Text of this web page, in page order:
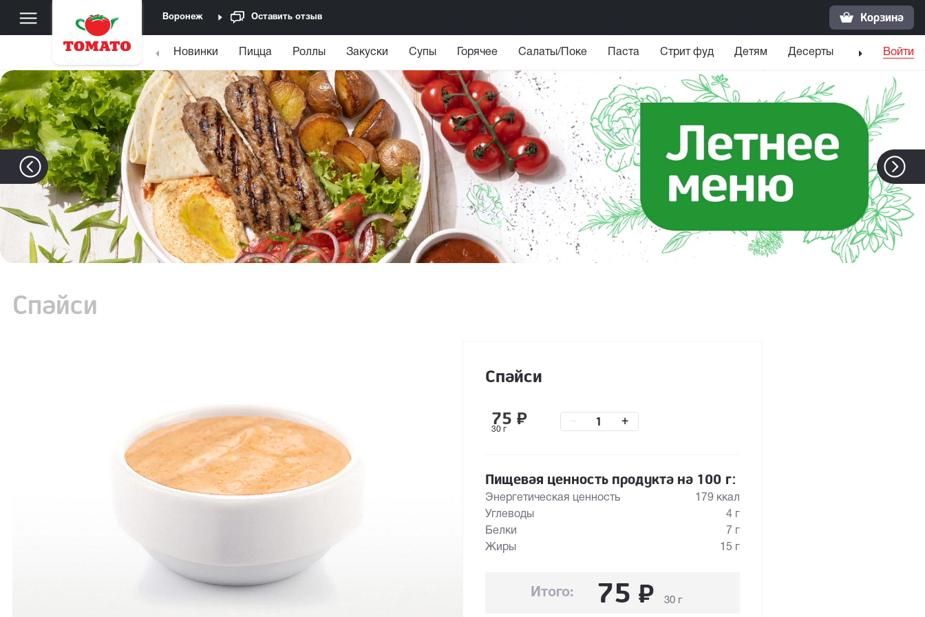
Воронеж Оставить отзыв Корзина
Новинки Пицца Роллы Закуски Супы Горячее Салаты/Поке Паста Стрит фуд Детям Десерты НапиткиВойти
Спайси
Спайси
75 ₽
30 г
+
Пищевая ценность продукта на 100 г:
Энергетическая ценность
179 ккал
Углеводы
4 г
Белки
7 г
Жиры
15 г
Итого: 75 ₽ 30 г